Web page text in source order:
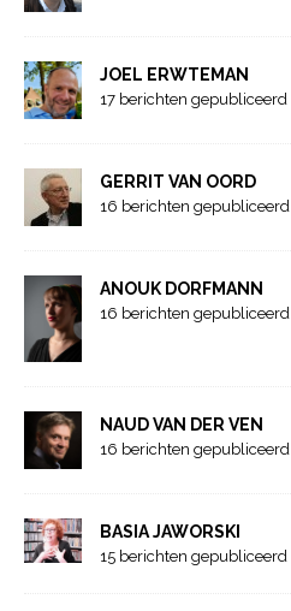
JOEL ERWTEMAN
17 berichten gepubliceerd
GERRIT VAN OORD
16 berichten gepubliceerd
ANOUK DORFMANN
16 berichten gepubliceerd
NAUD VAN DER VEN
16 berichten gepubliceerd
BASIA JAWORSKI
15 berichten gepubliceerd